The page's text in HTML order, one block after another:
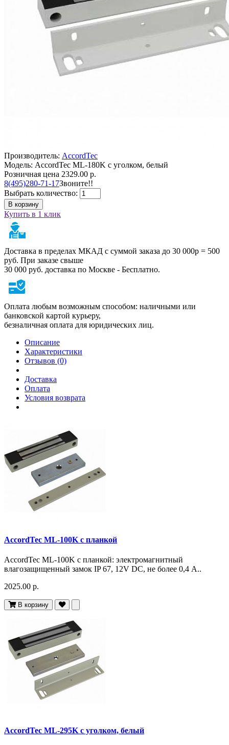
Производитель: AccordTec
Модель: AccordTec ML-180K с уголком, белый
Розничная цена 2329.00 р.
8(495)280-71-17Звоните!!
Выбрать количество:
В корзину
Купить в 1 клик
Доставка в пределах МКАД с суммой заказа до 30 000р = 500
руб. При заказе свыше
30 000 руб. доставка по Москве - Бесплатно.
Оплата любым возможным способом: наличными или
банковской картой курьеру,
безналичная оплата для юридических лиц.
Описание
Характеристики
Отзывов (0)
Доставка
Оплата
Условия возврата
AccordTec ML-100K с планкой
AccordTec ML-100K с планкой: электромагнитный
влагозащищенный замок IP 67, 12V DC, не более 0,4 A..
2025.00 р.
В корзину
AccordTec ML-295K с уголком, белый